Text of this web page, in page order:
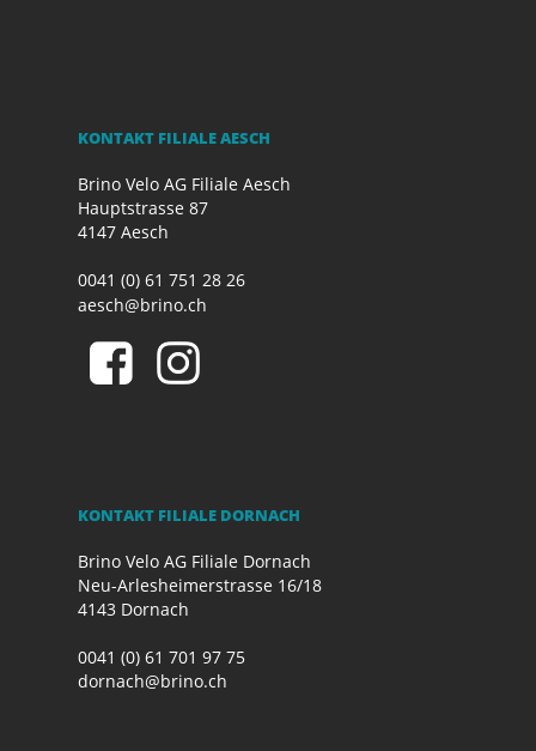
KONTAKT FILIALE AESCH
Brino Velo AG Filiale Aesch
Hauptstrasse 87
4147 Aesch
0041 (0) 61 751 28 26
aesch@brino.ch
KONTAKT FILIALE DORNACH
Brino Velo AG Filiale Dornach
Neu-Arlesheimerstrasse 16/18
4143 Dornach
0041 (0) 61 701 97 75
dornach@brino.ch